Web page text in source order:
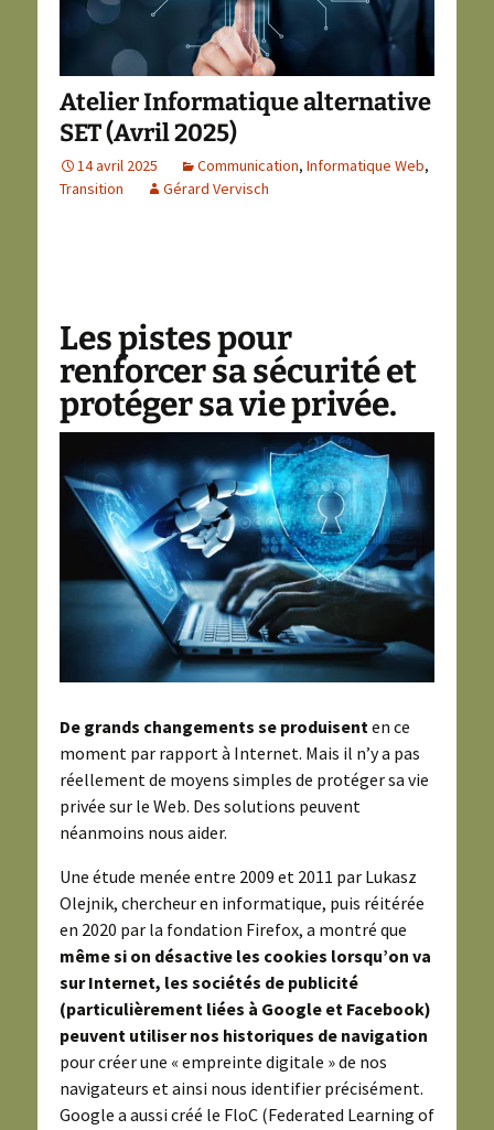
Atelier Informatique alternative
SET (Avril 2025)
14 avril 2025 Communication, Informatique Web,
Transition
Gérard Vervisch
Les pistes pour
renforcer sa sécurité et
protéger sa vie privée.
De grands changements se produisent en ce
moment par rapport à Internet. Mais il n’y a pas
réellement de moyens simples de protéger sa vie
privée sur le Web. Des solutions peuvent
néanmoins nous aider.
Une étude menée entre 2009 et 2011 par Lukasz
Olejnik, chercheur en informatique, puis réitérée
en 2020 par la fondation Firefox, a montré que
même si on désactive les cookies lorsqu’on va
sur Internet, les sociétés de publicité
(particulièrement liées à Google et Facebook)
peuvent utiliser nos historiques de navigation
pour créer une « empreinte digitale » de nos
navigateurs et ainsi nous identifier précisément.
Google a aussi créé le FloC (Federated Learning of